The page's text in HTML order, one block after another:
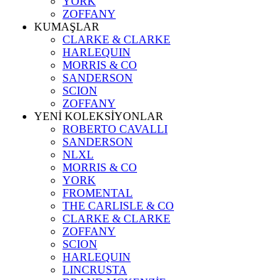
ZOFFANY
KUMAŞLAR
CLARKE & CLARKE
HARLEQUIN
MORRIS & CO
SANDERSON
SCION
ZOFFANY
YENİ KOLEKSİYONLAR
ROBERTO CAVALLI
SANDERSON
NLXL
MORRIS & CO
YORK
FROMENTAL
THE CARLISLE & CO
CLARKE & CLARKE
ZOFFANY
SCION
HARLEQUIN
LINCRUSTA